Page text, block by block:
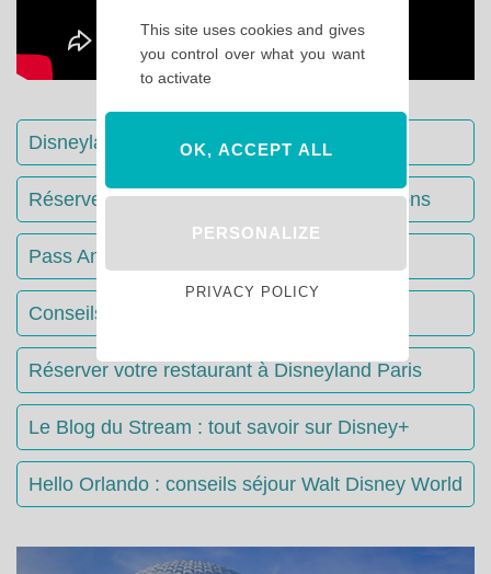
Disneyland Paris : Le guide complet
Réserver votre séjour : toutes les informations
Pass Annuels Disney : informations
Conseils & Astuces Disneyland Paris
Réserver votre restaurant à Disneyland Paris
Le Blog du Stream : tout savoir sur Disney+
Hello Orlando : conseils séjour Walt Disney World
This site uses cookies and gives
you control over what you want
to activate
OK, ACCEPT ALL
PERSONALIZE
PRIVACY POLICY